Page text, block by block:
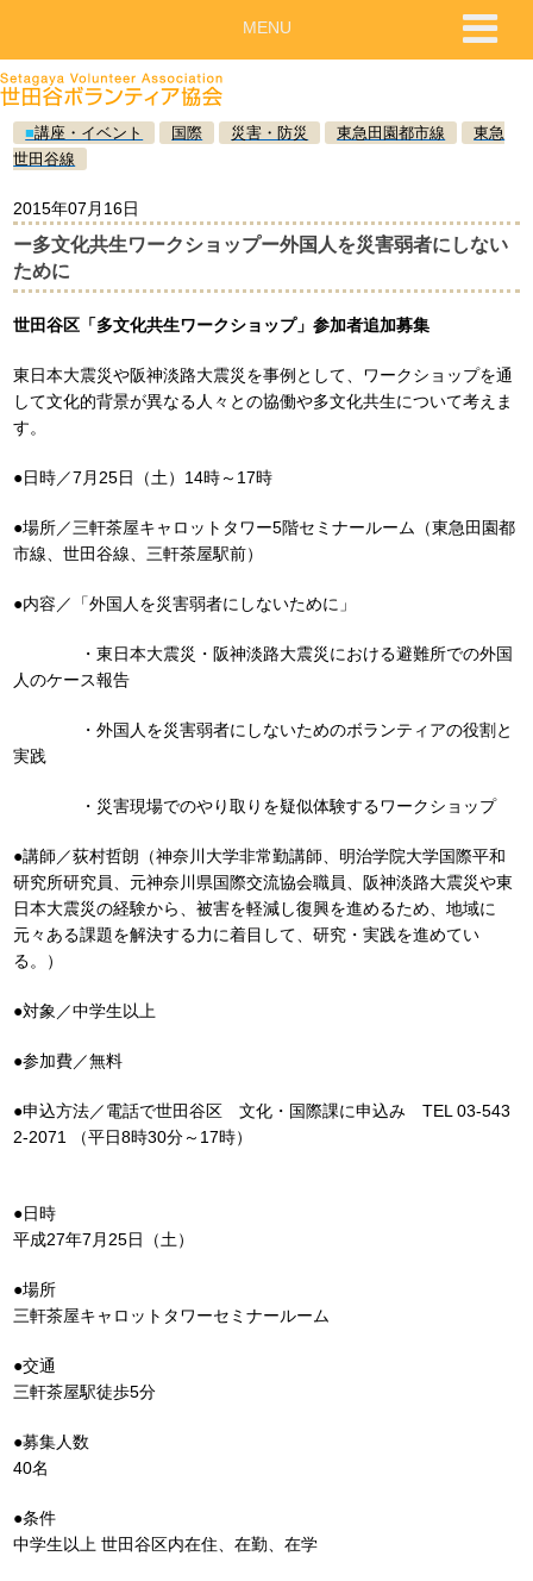
■講座・イベント 国際 災害・防災 東急田園都市線
東急
世田谷線
2015年07月16日
ー多文化共生ワークショップー外国人を災害弱者にしない
ために
世田谷区「多文化共生ワークショップ」参加者追加募集
東日本大震災や阪神淡路大震災を事例として、ワークショップを通
して文化的背景が異なる人々との協働や多文化共生について考えま
す。
●日時／7月25日（土）14時～17時
●場所／三軒茶屋キャロットタワー5階セミナールーム（東急田園都
市線、世田谷線、三軒茶屋駅前）
●内容／「外国人を災害弱者にしないために」
・東日本大震災・阪神淡路大震災における避難所での外国
人のケース報告
・外国人を災害弱者にしないためのボランティアの役割と
実践
・災害現場でのやり取りを疑似体験するワークショップ
●講師／荻村哲朗（神奈川大学非常勤講師、明治学院大学国際平和
研究所研究員、元神奈川県国際交流協会職員、阪神淡路大震災や東
日本大震災の経験から、被害を軽減し復興を進めるため、地域に
元々ある課題を解決する力に着目して、研究・実践を進めてい
る。）
●対象／中学生以上
●参加費／無料
●申込方法／電話で世田谷区 文化・国際課に申込み TEL 03-543
2-2071 （平日8時30分～17時）
●日時
平成27年7月25日（土）
●場所
三軒茶屋キャロットタワーセミナールーム
●交通
三軒茶屋駅徒歩5分
●募集人数
40名
●条件
中学生以上 世田谷区内在住、在勤、在学
MENU